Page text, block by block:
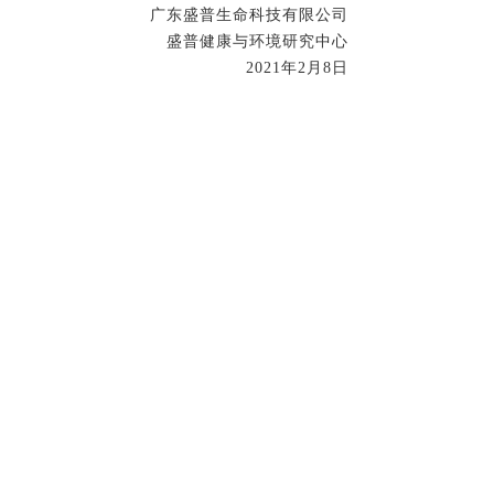
广东盛普生命科技有限公司
盛普健康与环境研究中心
2021年2月8日